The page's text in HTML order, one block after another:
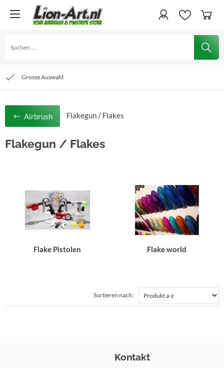
Grosse Lager
Schnelle Lieferung
Grosse Auswahl
Airbrush Flakegun / Flakes
Flakegun / Flakes
Flake Pistolen Flake world
Sortieren nach:
Kontakt